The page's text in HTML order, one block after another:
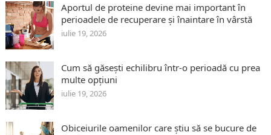
Aportul de proteine devine mai important în
perioadele de recuperare și înaintare în vârstă
iulie 19, 2026
Cum să găsești echilibru într-o perioadă cu prea
multe opțiuni
iulie 19, 2026
Obiceiurile oamenilor care știu să se bucure de